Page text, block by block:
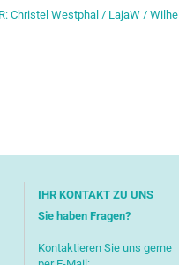
Christel Westphal / LajaW /
IHR KONTAKT ZU UNS
Sie haben Fragen?
Kontaktieren Sie uns gerne